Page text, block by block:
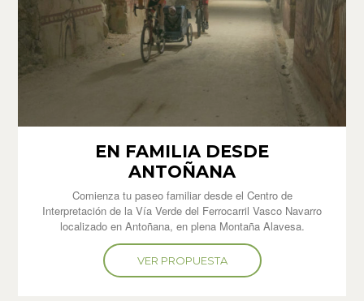
EN FAMILIA DESDE
ANTOÑANA
Comienza tu paseo familiar desde el Centro de
Interpretación de la Vía Verde del Ferrocarril Vasco Navarro
localizado en Antoñana, en plena Montaña Alavesa.
VER PROPUESTA